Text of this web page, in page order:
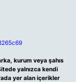
kurum veya şahıs
yalnızca kendi
yer alan içerikler